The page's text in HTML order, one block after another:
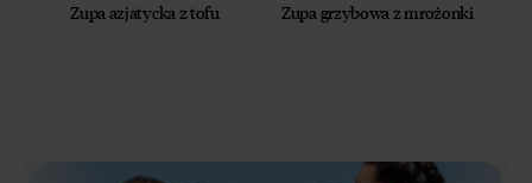
Zupa azjatycka z tofu Zupa grzybowa z mrożonki